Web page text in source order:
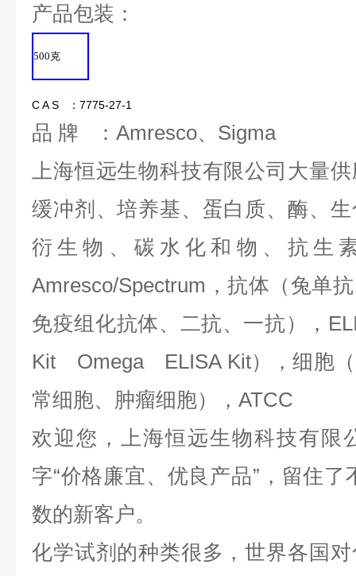
产品包装：
500克
C A S ：7775-27-1
品 牌 ：Amresco、Sigma
上海恒远生物科技有限公司大量
缓冲剂、培养基、蛋白质、酶、
衍生物、碳水化和物、抗生
Amresco/Spectrum，抗体（兔单
免疫组化抗体、二抗、一抗），
Kit Omega ELISA Kit），细胞（
常细胞、肿瘤细胞），ATCC
欢迎您，上海恒远生物科技有限
字“价格廉宜、优良产品”，留住
数的新客户。
化学试剂的种类很多，世界各国